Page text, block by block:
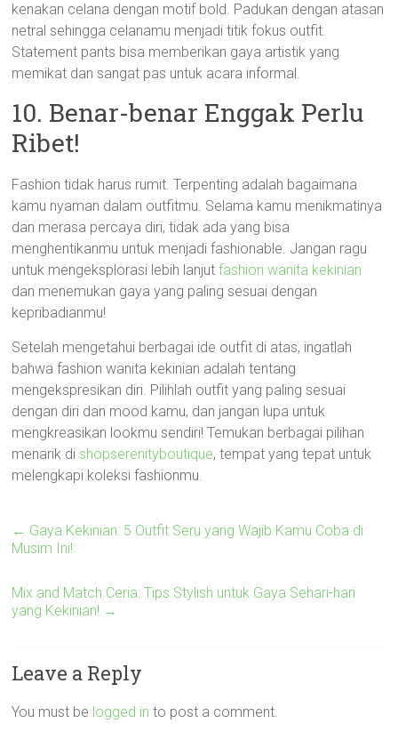
kenakan celana dengan motif bold. Padukan dengan atasan
netral sehingga celanamu menjadi titik fokus outfit.
Statement pants bisa memberikan gaya artistik yang
memikat dan sangat pas untuk acara informal.
10. Benar-benar Enggak Perlu
Ribet!
Fashion tidak harus rumit. Terpenting adalah bagaimana
kamu nyaman dalam outfitmu. Selama kamu menikmatinya
dan merasa percaya diri, tidak ada yang bisa
menghentikanmu untuk menjadi fashionable. Jangan ragu
untuk mengeksplorasi lebih lanjutfashion wanita kekinian
dan menemukan gaya yang paling sesuai dengan
kepribadianmu!
Setelah mengetahui berbagai ide outfit di atas, ingatlah
bahwa fashion wanita kekinian adalah tentang
mengekspresikan diri. Pilihlah outfit yang paling sesuai
dengan diri dan mood kamu, dan jangan lupa untuk
mengkreasikan lookmu sendiri! Temukan berbagai pilihan
menarik di shopserenityboutique, tempat yang tepat untuk
melengkapi koleksi fashionmu.
← Gaya Kekinian: 5 Outfit Seru yang Wajib Kamu Coba di
Musim Ini!
Mix and Match Ceria: Tips Stylish untuk Gaya Sehari-hari
yang Kekinian! →
Leave a Reply
You must be logged in to post a comment.